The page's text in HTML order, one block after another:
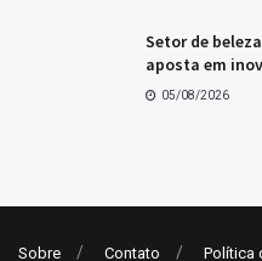
Setor de
aposta em
05/08/2026
Sobre Contato Política